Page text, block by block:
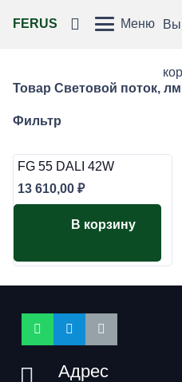
FERUS Меню Вы
Товар Световой поток, лм
Фильтр
FG 55 DALI 42W
13 610,00 ₽
В корзину
Адрес